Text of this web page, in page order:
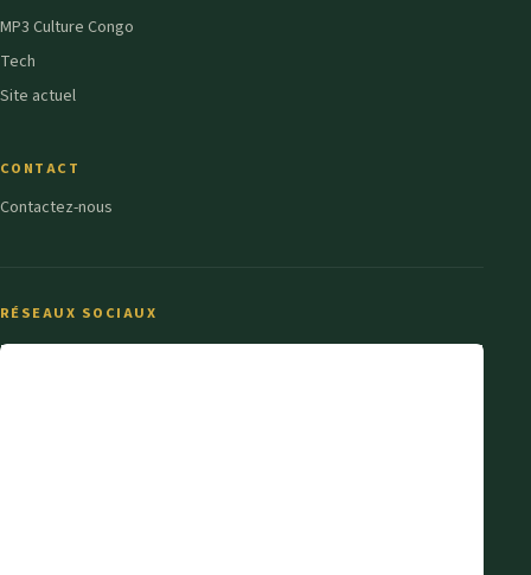
MP3 Culture Congo
Tech
Site actuel
CONTACT
Contactez-nous
RÉSEAUX SOCIAUX